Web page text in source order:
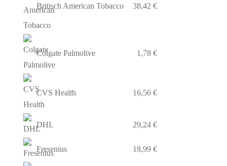
Britisch American Tobacco 38,42 €
Colgate Palmolive 1,78 €
CVS Health 16,56 €
DHL 29,24 €
Fresenius 18,99 €